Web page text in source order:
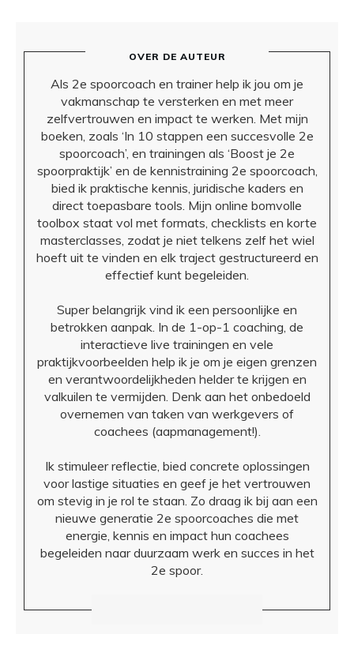
OVER DE AUTEUR
Als 2e spoorcoach en trainer help ik jou om je
vakmanschap te versterken en met meer
zelfvertrouwen en impact te werken. Met mijn
boeken, zoals ‘In 10 stappen een succesvolle 2e
spoorcoach’, en trainingen als ‘Boost je 2e
spoorpraktijk’ en de kennistraining 2e spoorcoach,
bied ik praktische kennis, juridische kaders en
direct toepasbare tools. Mijn online bomvolle
toolbox staat vol met formats, checklists en korte
masterclasses, zodat je niet telkens zelf het wiel
hoeft uit te vinden en elk traject gestructureerd en
effectief kunt begeleiden.
Super belangrijk vind ik een persoonlijke en
betrokken aanpak. In de 1-op-1 coaching, de
interactieve live trainingen en vele
praktijkvoorbeelden help ik je om je eigen grenzen
en verantwoordelijkheden helder te krijgen en
valkuilen te vermijden. Denk aan het onbedoeld
overnemen van taken van werkgevers of
coachees (aapmanagement!).
Ik stimuleer reflectie, bied concrete oplossingen
voor lastige situaties en geef je het vertrouwen
om stevig in je rol te staan. Zo draag ik bij aan een
nieuwe generatie 2e spoorcoaches die met
energie, kennis en impact hun coachees
begeleiden naar duurzaam werk en succes in het
2e spoor.